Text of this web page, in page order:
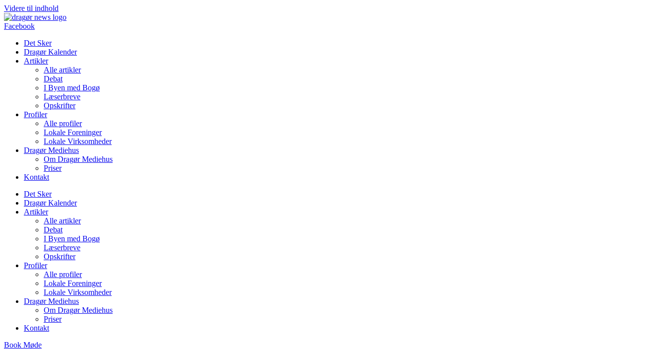
Videre til indhold
Facebook
Det Sker
Dragør Kalender
Artikler
Alle artikler
Debat
I Byen med Bogø
Læserbreve
Opskrifter
Profiler
Alle profiler
Lokale Foreninger
Lokale Virksomheder
Dragør Mediehus
Om Dragør Mediehus
Priser
Kontakt
Det Sker
Dragør Kalender
Artikler
Alle artikler
Debat
I Byen med Bogø
Læserbreve
Opskrifter
Profiler
Alle profiler
Lokale Foreninger
Lokale Virksomheder
Dragør Mediehus
Om Dragør Mediehus
Priser
Kontakt
Book Møde